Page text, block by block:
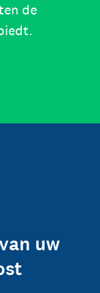
de
uw